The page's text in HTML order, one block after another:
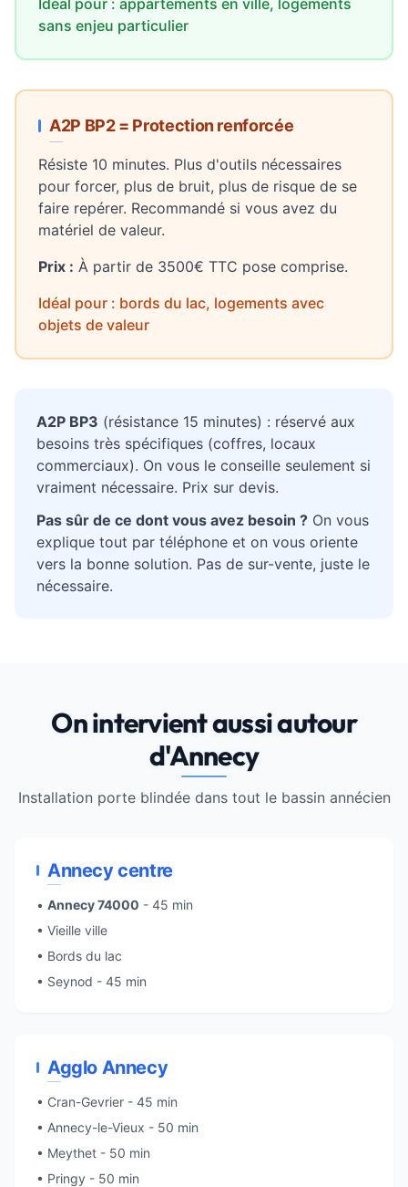
Idéal pour : appartements en ville, logements
sans enjeu particulier
A2P BP2 = Protection renforcée
Résiste 10 minutes. Plus d'outils nécessaires
pour forcer, plus de bruit, plus de risque de se
faire repérer. Recommandé si vous avez du
matériel de valeur.
Prix : À partir de 3500€ TTC pose comprise.
Idéal pour : bords du lac, logements avec
objets de valeur
A2P BP3 (résistance 15 minutes) : réservé aux
besoins très spécifiques (coffres, locaux
commerciaux). On vous le conseille seulement si
vraiment nécessaire. Prix sur devis.
Pas sûr de ce dont vous avez besoin ? On vous
explique tout par téléphone et on vous oriente
vers la bonne solution. Pas de sur-vente, juste le
nécessaire.
On intervient aussi autour
d'Annecy
Installation porte blindée dans tout le bassin annécien
Annecy centre
• Annecy 74000 - 45 min
• Vieille ville
• Bords du lac
• Seynod - 45 min
Agglo Annecy
• Cran-Gevrier - 45 min
• Annecy-le-Vieux - 50 min
• Meythet - 50 min
• Pringy - 50 min